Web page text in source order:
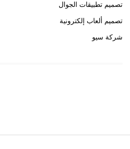
تصميم تطبيقات الجوال
تصميم ألعاب إلكترونية
شركة سيو